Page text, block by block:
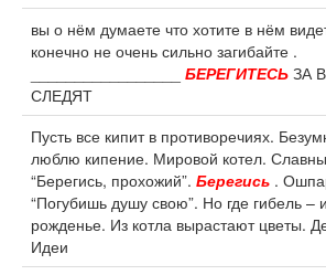
вы о нём думаете что хотите в нём
конечно не очень сильно загибайте .
БЕРЕГИТЕСЬ ЗА
СЛЕДЯТ
Пусть все кипит в противоречиях.
люблю кипение. Мировой котел.
“Берегись, прохожий”. Берегись .
“Погубишь душу свою”. Но где гибель – и
рожденье. Из котла вырастают цветы.
Идеи